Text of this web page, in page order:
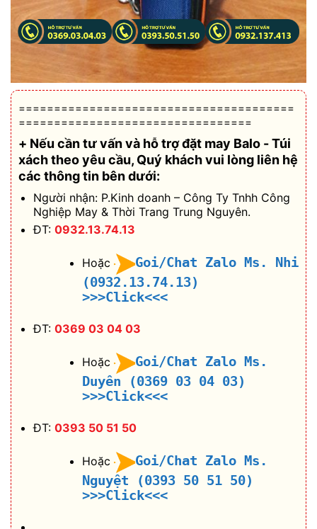
=======================================
=================================
+ Nếu cần tư vấn và hỗ trợđặt may Balo - Túi
xách theo yêu cầu, Quý khách vui lòng liên hệ
các thông tin bên dưới:
Người nhận: P.Kinh doanh – Công Ty Tnhh Công
Nghiệp May & Thời Trang Trung Nguyên.
ĐT: 0932.13.74.13
Hoặc
Goi/Chat Zalo Ms. Nhi
(0932.13.74.13)
>>>Click<<<
ĐT: 0369 03 04 03
Hoặc
Goi/Chat Zalo Ms.
Duyên (0369 03 04 03)
>>>Click<<<
ĐT: 0393 50 51 50
Hoặc
Goi/Chat Zalo Ms.
Nguyệt (0393 50 51 50)
>>>Click<<<